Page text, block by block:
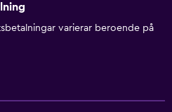
varierar beroende på